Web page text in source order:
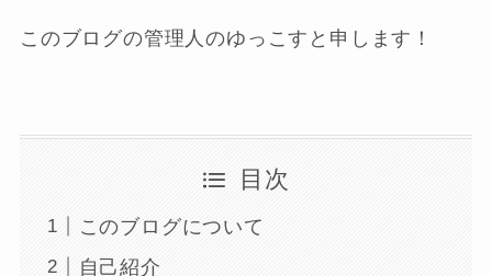
このブログの管理人のゆっこすと申します！
目次
このブログについて
自己紹介